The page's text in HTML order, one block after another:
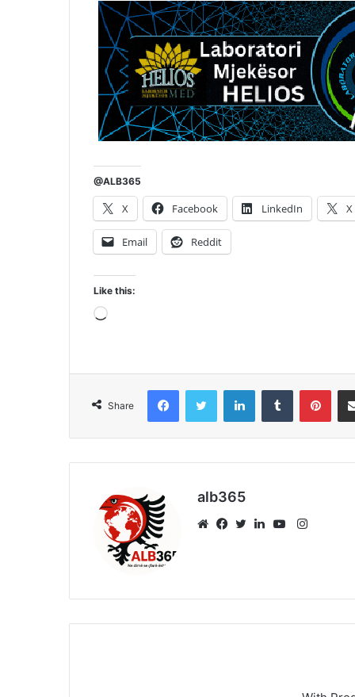
@ALB365
X Facebook LinkedIn X
Email Reddit
Like this:
Loading…
Share
FacebookTwitter LinkedInTumblr
alb365
Instagram